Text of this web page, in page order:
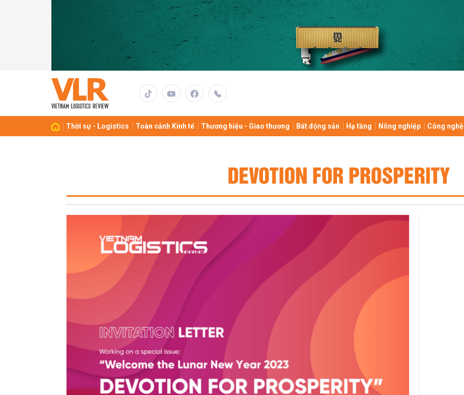
Thời sự - Logistics Toàn cảnh Kinh tế Thương hiệu - Giao thương Bất động sản Hạ tầng Nông nghiệp Công nghệ
DEVOTION FOR PROSPERITY